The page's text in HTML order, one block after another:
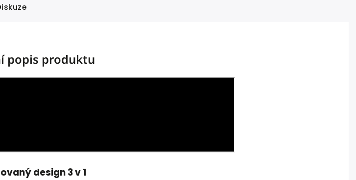
popis produktu
design 3 v 1